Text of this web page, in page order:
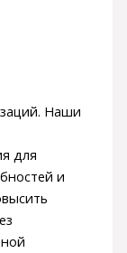
Наши
для
и